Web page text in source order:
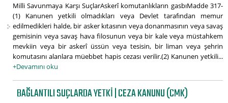
Milli Savunmaya Karşı SuçlarAskerî komutanlıkların gasbıMadde 317-
(1) Kanunen yetkili olmadıkları veya Devlet tarafından memur
edilmedikleri halde, bir asker kıtasının veya donanmasının veya savaş
gemisinin veya savaş hava filosunun veya bir kale veya müstahkem
mevkiin veya bir askerî üssün veya tesisin, bir liman veya şehrin
komutasını alanlara müebbet hapis cezası verilir.(2) Kanunen yetkili...
+Devamını oku
BAĞLANTILI SUÇLARDA YETKI | CEZA KANUNU (CMK)